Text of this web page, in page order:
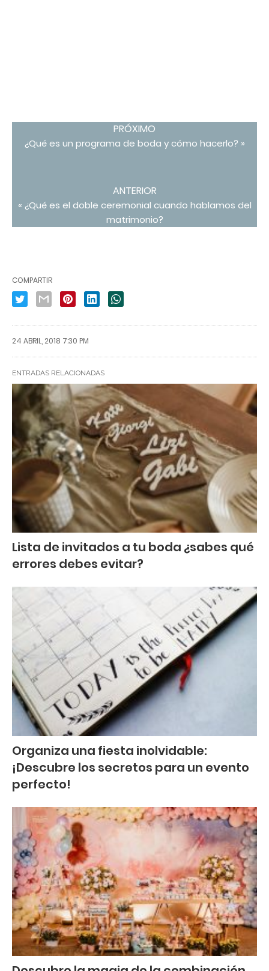
PRÓXIMO
¿Qué es un programa de boda y cómo hacerlo? »
ANTERIOR
« ¿Qué es el doble ceremonial cuando hablamos del
matrimonio?
COMPARTIR
24 ABRIL, 2018 7:30 PM
ENTRADAS RELACIONADAS
Lista de invitados a tu boda ¿sabes qué
errores debes evitar?
Organiza una fiesta inolvidable:
¡Descubre los secretos para un evento
perfecto!